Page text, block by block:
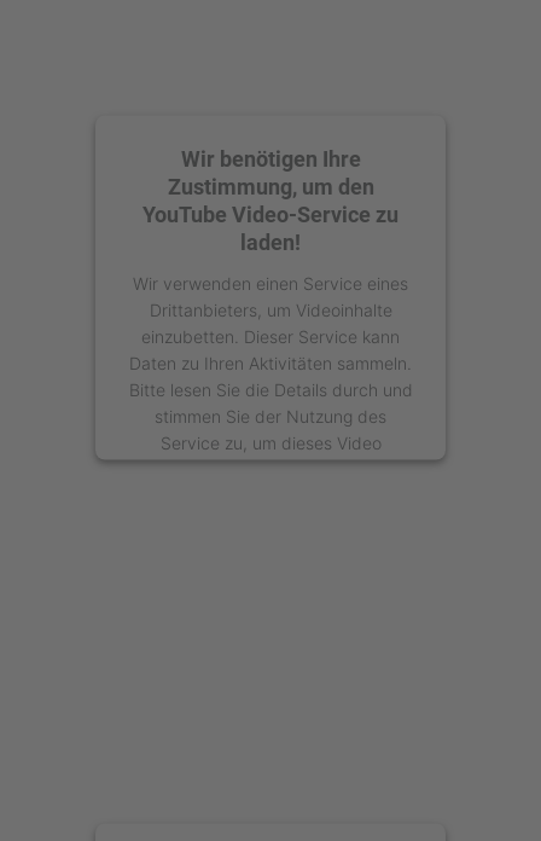
Wir benötigen Ihre
Zustimmung, um den
YouTube Video-Service zu
laden!
Wir verwenden einen Service eines
Drittanbieters, um Videoinhalte
einzubetten. Dieser Service kann
Daten zu Ihren Aktivitäten sammeln.
Bitte lesen Sie die Details durch und
stimmen Sie der Nutzung des
Service zu, um dieses Video
anzusehen.